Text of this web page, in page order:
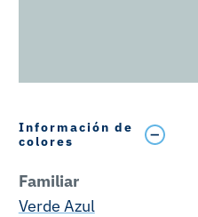
Información de
colores
Familiar
Verde Azul